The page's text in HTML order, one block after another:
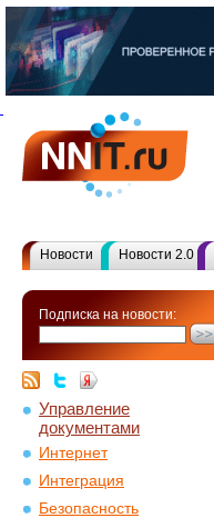
Новости Новости 2.0
Подписка на новости:
Управление
документами
Интернет
Интеграция
Безопасность